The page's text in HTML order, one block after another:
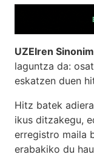
UZEIren
laguntza da:
eskatzen duen
Hitz batek
ikus ditzakegu,
erregistro maila
erabakiko du